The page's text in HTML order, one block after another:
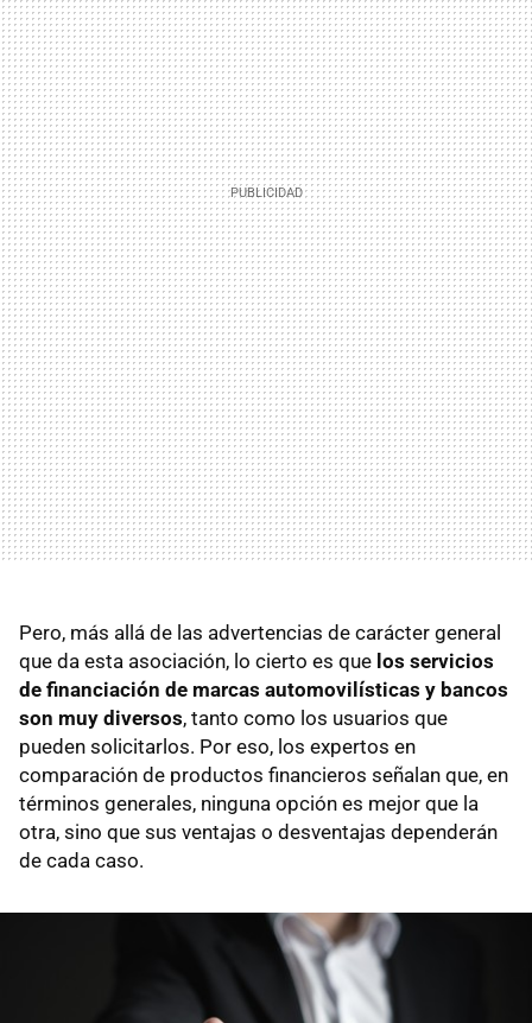
Pero, más allá de las advertencias de carácter general
que da esta asociación, lo cierto es que los servicios
de financiación de marcas automovilísticas y bancos
son muy diversos, tanto como los usuarios que
pueden solicitarlos. Por eso, los expertos en
comparación de productos financieros señalan que, en
términos generales, ninguna opción es mejor que la
otra, sino que sus ventajas o desventajas dependerán
de cada caso.